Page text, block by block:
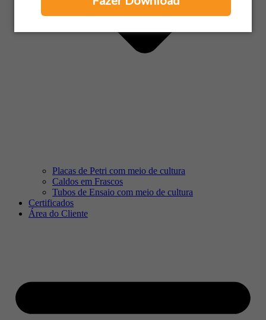
Placas de Petri com meio de cultura
Caldos em Frascos
Tubos de Ensaio com meio de cultura
Certificados
Área do Cliente